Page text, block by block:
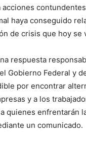
haya conseguido
de crisis que hoy se
respuesta
Gobierno Federal y
por encontrar
y a los
quienes enfrentarán
un comunicado.